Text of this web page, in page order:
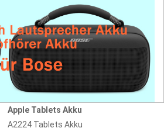
Apple Tablets Akku
A2224 Tablets Akku